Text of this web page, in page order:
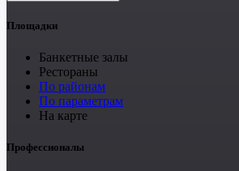
Площадки
Банкетные залы
Рестораны
По районам
По параметрам
На карте
Профессионалы